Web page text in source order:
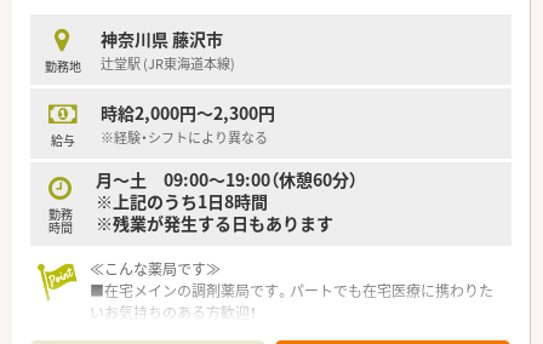
勤務地
神奈川県 藤沢市
辻堂駅 (JR東海道本線)
給与
時給2,000円～2,300円
※経験・シフトにより異なる
勤務
時間
月～土 09:00～19:00（休憩60分）
※上記のうち1日8時間
※残業が発生する日もあります
≪こんな薬局です≫
■在宅メインの調剤薬局です。パートでも在宅医療に携わりた
いお気持ちのある方歓迎！